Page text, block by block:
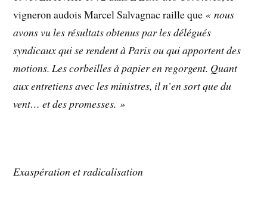
vigneron audois Marcel Salvagnac raille que « nous
avons vu les résultats obtenus par les délégués
syndicaux qui se rendent à Paris ou qui apportent des
motions. Les corbeilles à papier en regorgent. Quant
aux entretiens avec les ministres, il n’en sort que du
vent… et des promesses. »
Exaspération et radicalisation